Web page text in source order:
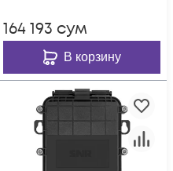
164 193 сум
В корзину